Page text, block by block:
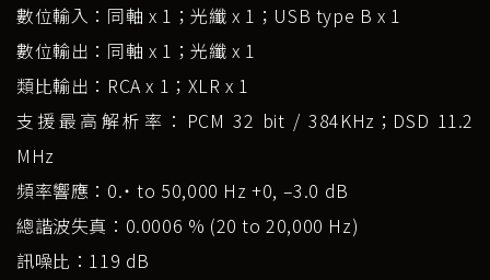
數位輸入：同軸 x 1；光纖 x 1；USB type B x 1
數位輸出：同軸 x 1；光纖 x 1
類比輸出：RCA x 1；XLR x 1
支援最高解析率：PCM 32 bit / 384KHz；DSD 11.2
MHz
頻率響應：0.˙ to 50,000 Hz +0, –3.0 dB
總諧波失真：0.0006 % (20 to 20,000 Hz)
訊噪比：119 dB